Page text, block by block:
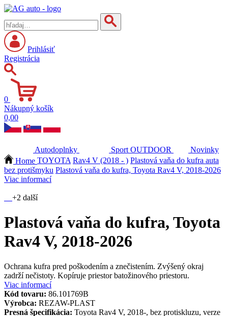
Prihlásiť
Registrácia
0
Nákupný košík
0,00
Autodoplnky Sport OUTDOOR
Novinky
Home TOYOTA Rav4 V (2018 - ) Plastová vaňa do kufra auta
bez protišmyku Plastová vaňa do kufra, Toyota Rav4 V, 2018-2026
Viac informací
+2 další
Plastová vaňa do kufra, Toyota
Rav4 V, 2018-2026
Ochrana kufra pred poškodením a znečistením. Zvýšený okraj
zadrží nečistoty. Kopíruje priestor batožinového priestoru.
Viac informací
Kód tovaru: 86.101769B
Výrobca: REZAW-PLAST
Presná špecifikácia: Toyota Rav4 V, 2018-, bez protiskluzu, verze